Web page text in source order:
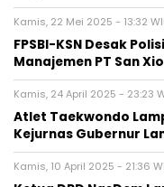
Kamis, 22 Mei 2025 - 13:32
FPSBI-KSN Desak
Manajemen PT San
Kamis, 24 April 2025 - 23:23
Atlet Taekwondo
Kejurnas Gubernur
Kamis, 10 April 2025 - 21:36